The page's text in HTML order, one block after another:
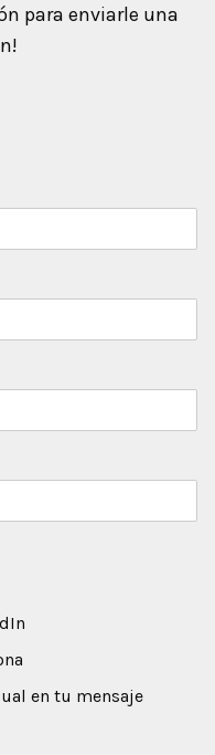
para enviarle una
en tu mensaje